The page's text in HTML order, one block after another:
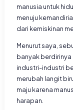
manusia untuk
menuju
dari kemiskinan
Menurut saya,
banyak
industri-industri
merubah langit
maju karena
harapan.